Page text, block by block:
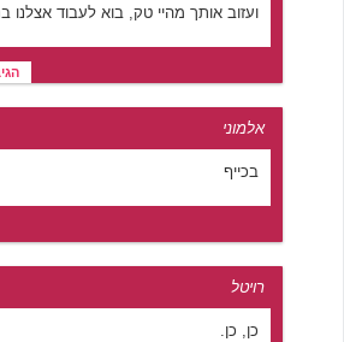
ועזוב אותך מהיי טק, בוא לעבוד אצלנו
אלמוני
בכייף
רויטל
כן, כן.